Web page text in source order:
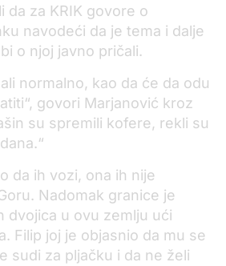
da za KRIK govore o
navodeći da je tema i dalje
o njoj javno pričali.
normalno, kao da će da odu
govori Marjanović kroz
su spremili kofere, rekli su
da ih vozi, ona ih nije
Nadomak granice je
dvojica u ovu zemlju ući
Filip joj je objasnio da mu se
sudi za pljačku i da ne želi